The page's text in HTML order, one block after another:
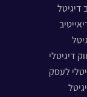
דיגיטל
דיגיטלי
לעסק